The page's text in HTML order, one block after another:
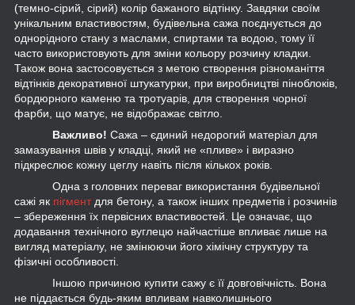
(темно-сірий, сірий) колір бажаного відтінку. Завдяки своїм
унікальним властивостям, будівельна сажа поєднується до
однорідного стану з маслами, спиртами та водою, тому її
часто використовують для зміни кольору розчину кладки.
Також вона застосовується з метою створення різноманіття
відтінків декоративної штукатурки, при виробництві піноблоків,
бордюрного каменю та тротуарів, для створення чорної
фарби, що матує, не відображає світло.
Важливо! Сажа – єдиний недорогий матеріал для
замазування швів у кладці, який не «пливе» і виразно
підкреслює кожну цеглу навіть після кількох років.
Одна з головних переваг використання будівельної
сажі як пігментдля бетону, а також інших предметів і розчинів
– збереження їх первісних властивостей. Це означає, що
додавання технічного вуглецю найчастіше впливає лише на
вигляд матеріалу, не змінюючи його хімічну структуру та
фізичні особливості.
Іншою причиною купити сажу є її довговічність. Вона
не піддається будь-яким впливам навколишнього